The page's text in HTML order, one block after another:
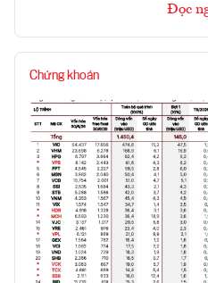
Đọc
Chứng khoán